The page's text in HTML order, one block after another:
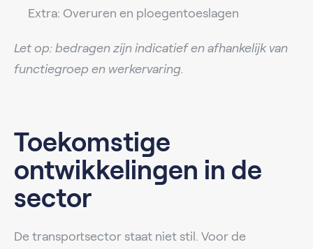
Extra: Overuren en ploegentoeslagen
Let op: bedragen zijn indicatief en afhankelijk van
functiegroep en werkervaring.
Toekomstige
ontwikkelingen in de
sector
De transportsector staat niet stil. Voor de